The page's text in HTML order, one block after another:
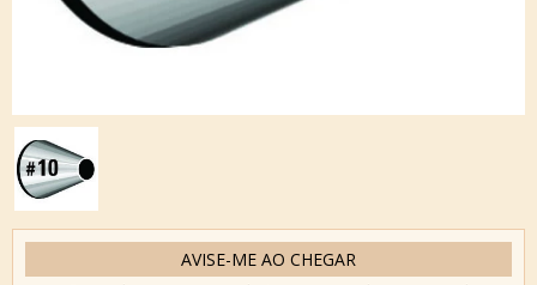
AVISE-ME AO CHEGAR